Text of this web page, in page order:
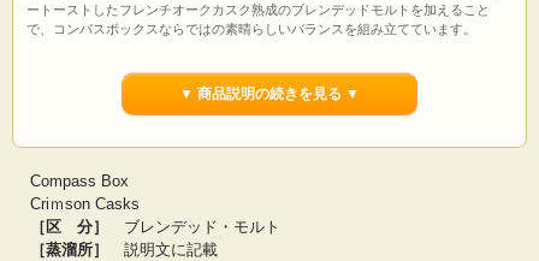
ートーストしたフレンチオークカスク熟成のブレンデッドモルトを加えること
で、コンパスボックスならではの素晴らしいバランスを組み立てています。
【瓶詰元テイスティングコメント】
クローヴとカルダモンの入ったチョコレートファッジのケーキ、かすかなプラム
ジャム＆赤スグリのゼリー、リッチなチェリー、トフィーにオーク樽、フィニッ
【ブレンド構成】
アベラワー村近郊の蒸留所 1stフィル・オロロソシェリーバット追熟11ヶ月
26.9％
グレンマレイ 1stフィル・オロロソシェリーバット追熟4年 19.7％
▼ 商品説明の続きを見る ▼
Compass Box
Criｍson Casks
［区 分］ ブレンデッド・モルト
［蒸溜所］ 説明文に記載